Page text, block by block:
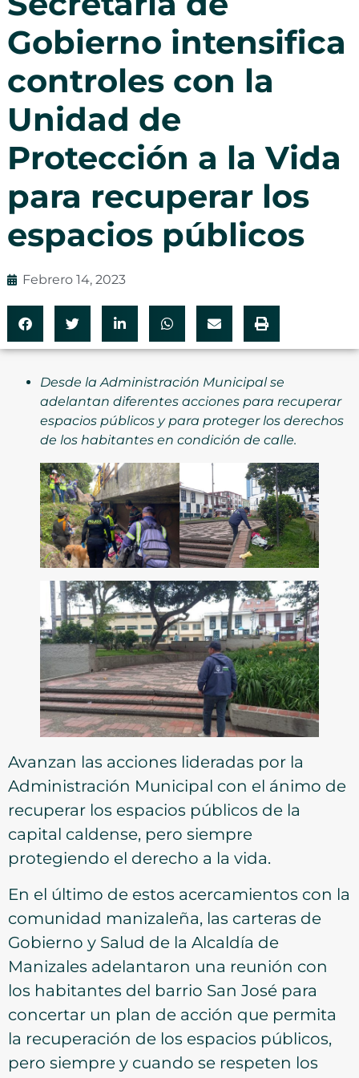
Gobierno intensifica
controles con la
Unidad de
Protección a la Vida
para recuperar los
espacios públicos
Febrero 14, 2023
Desde la Administración Municipal se
adelantan diferentes acciones para recuperar
espacios públicos y para proteger los derechos
de los habitantes en condición de calle.
Avanzan las acciones lideradas por la
Administración Municipal con el ánimo de
recuperar los espacios públicos de la
capital caldense, pero siempre
protegiendo el derecho a la vida.
En el último de estos acercamientos con la
comunidad manizaleña, las carteras de
Gobierno y Salud de la Alcaldía de
Manizales adelantaron una reunión con
los habitantes del barrio San José para
concertar un plan de acción que permita
la recuperación de los espacios públicos,
pero siempre y cuando se respeten los